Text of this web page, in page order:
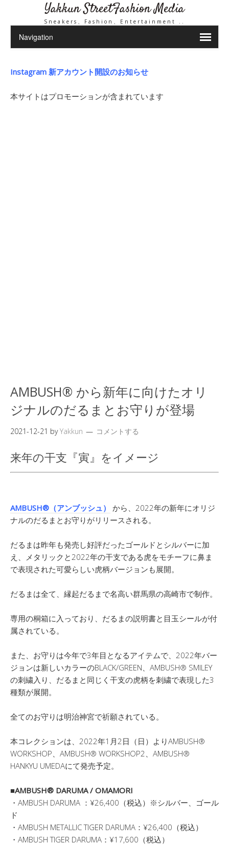
Yakkun StreetFashion Media
Sneakers、Fashion、Entertainment ..
Instagram 新アカウント開設のお知らせ
本サイトはプロモーションが含まれています
AMBUSH® から新年に向けたオリ
ジナルのだるまとお守りが登場
2021-12-21 byYakkun コメントする
来年の干支『寅』をイメージ
AMBUSH®（アンブッシュ）
から、2022年の新年にオリジ
ナルのだるまとお守りがリリースされる。
だるまは昨年も発売し好評だったゴールドとシルバーに加
え、メタリックと2022年の干支である虎をモチーフに鼻ま
で表現された可愛らしい虎柄バージョンも展開。
だるまは全て、縁起だるまで名高い群馬県の高崎市で制作。
専用の桐箱に入っており、だるまの説明書と目玉シールが付
属されている。
また、お守りは今年で3年目となるアイテムで、2022年バー
ジョンは新しいカラーのBLACK/GREEN、AMBUSH®︎ SMILEY
の刺繍入り、だるまと同じく干支の虎柄を刺繍で表現した3
種類が展開。
全てのお守りは明治神宮で祈願されている。
本コレクションは、2022年1月2日（日）よりAMBUSH®︎
WORKSHOP、AMBUSH®︎ WORKSHOP2、AMBUSH®︎
HANKYU UMEDAにて発売予定。
■AMBUSH® DARUMA / OMAMORI
・AMBUSH DARUMA ：¥26,400（税込）※シルバー、ゴール
ド
・AMBUSH METALLIC TIGER DARUMA：¥26,400（税込）
・AMBUSH TIGER DARUMA：¥17,600（税込）